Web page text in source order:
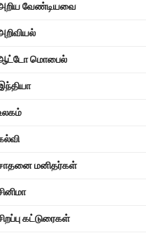
வேண்டியவை
மொபைல்
மனிதர்கள்
கட்டுரைகள்